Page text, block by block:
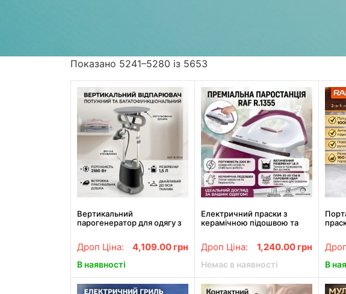
Показано 5241–5280 із 5653
Вертикальний
парогенератор для одягу з
R.3054 2180W
Дроп Ціна: 4,109.00 грн
В наявності
Електричний праски з
керамічною підошвою та
Дроп Ціна: 1,240.00 грн
Немає в наявності В